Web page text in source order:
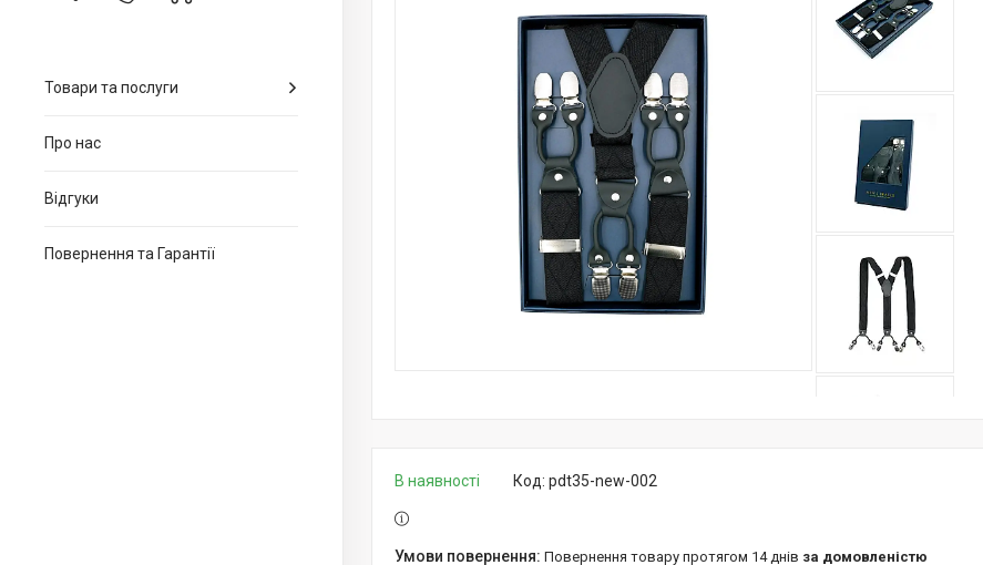
Товари та послуги
Про нас
Відгуки
Повернення та Гарантії
В наявності Код: pdt35-new-002
повернення товару протягом 14 днів за домовленістю